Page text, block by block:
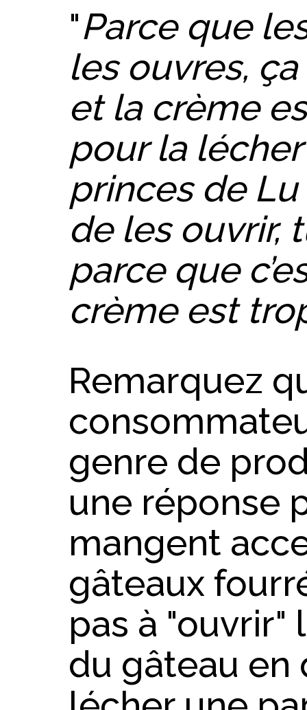
"Parce que
les ouvres,
et la crème
pour la
princes de
de les ouvrir,
parce que
crème est
Remarquez
genre de
une réponse
mangent
gâteaux
pas à "ouvrir"
du gâteau en